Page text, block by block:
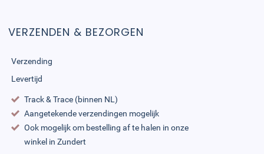
VERZENDEN & BEZORGEN
Verzending
Levertijd
Track & Trace (binnen NL)
Aangetekende verzendingen mogelijk
Ook mogelijk om bestelling af te halen in onze
winkel in Zundert